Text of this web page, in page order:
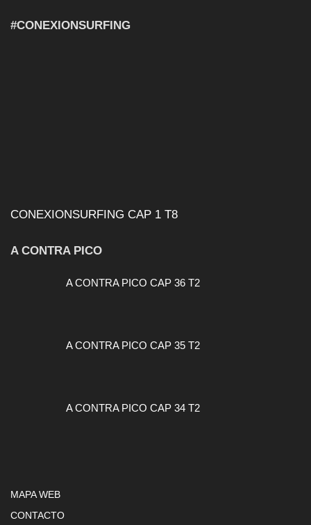
#CONEXIONSURFING
CONEXIONSURFING CAP 1 T8
A CONTRA PICO
A CONTRA PICO CAP 36 T2
A CONTRA PICO CAP 35 T2
A CONTRA PICO CAP 34 T2
MAPA WEB
CONTACTO